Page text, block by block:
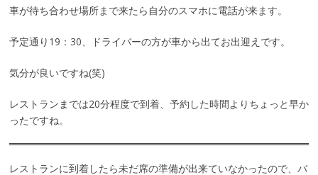
車が待ち合わせ場所まで来たら自分のスマホに電話が来ます。
予定通り19：30、ドライバーの方が車から出てお出迎えです。
気分が良いですね(笑)
レストランまでは20分程度で到着、予約した時間よりちょっと早か
ったですね。
レストランに到着したら未だ席の準備が出来ていなかったので、バ